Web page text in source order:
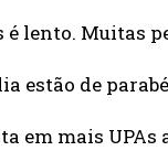
lento. Muitas
estão de
em mais UPAs